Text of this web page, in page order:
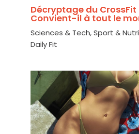
Décryptage du CrossFit
Convient-il à tout le
Sciences & Tech,Sport &
Daily Fit